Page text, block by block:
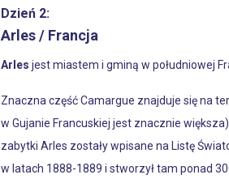
Dzień 2:
Arles / Francja
Arles jest miastem i gminą w południowej
Znaczna część Camargue znajduje się na
w Gujanie Francuskiej jest znacznie
zabytki Arles zostały wpisane na Listę
w latach 1888-1889 i stworzył tam ponad